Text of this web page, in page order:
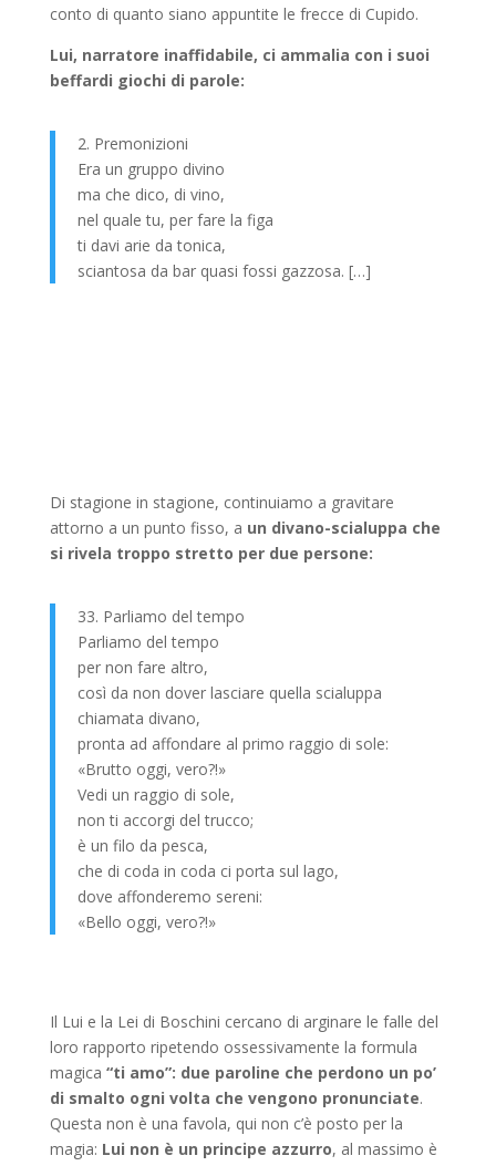
conto di quanto siano appuntite le frecce di Cupido.
Lui, narratore inaffidabile, ci ammalia con i suoi
beffardi giochi di parole:
2. Premonizioni
Era un gruppo divino
ma che dico, di vino,
nel quale tu, per fare la figa
ti davi arie da tonica,
sciantosa da bar quasi fossi gazzosa. […]
Di stagione in stagione, continuiamo a gravitare
attorno a un punto fisso, a un divano-scialuppa che
si rivela troppo stretto per due persone:
33. Parliamo del tempo
Parliamo del tempo
per non fare altro,
così da non dover lasciare quella scialuppa
chiamata divano,
pronta ad affondare al primo raggio di sole:
«Brutto oggi, vero?!»
Vedi un raggio di sole,
non ti accorgi del trucco;
è un filo da pesca,
che di coda in coda ci porta sul lago,
dove affonderemo sereni:
«Bello oggi, vero?!»
Il Lui e la Lei di Boschini cercano di arginare le falle del
loro rapporto ripetendo ossessivamente la formula
magica “ti amo”: due paroline che perdono un po’
di smalto ogni volta che vengono pronunciate.
Questa non è una favola, qui non c’è posto per la
magia: Lui non è un principe azzurro, al massimo è